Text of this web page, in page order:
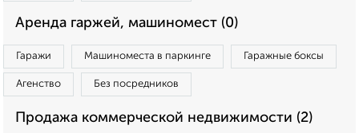
Аренда гаржей, машиномест (0)
Гаражи Машиноместа в паркинге Гаражные боксы
Агенство Без посредников
Продажа коммерческой недвижимости (2)